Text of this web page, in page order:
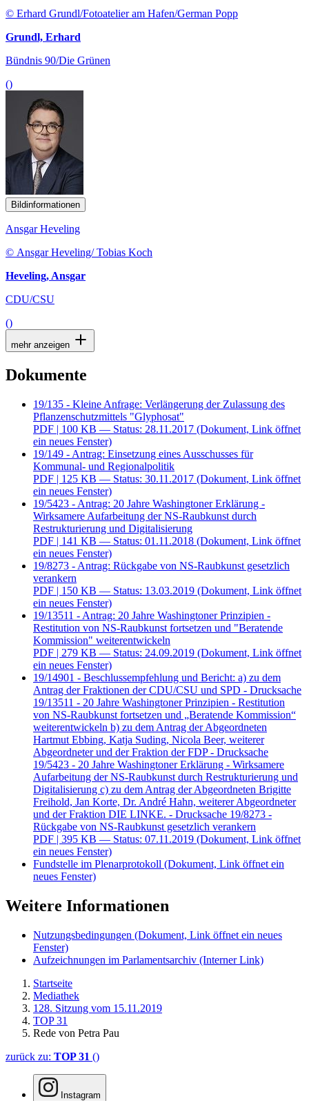
© Erhard Grundl/Fotoatelier am Hafen/German Popp
Grundl, Erhard
Bündnis 90/Die Grünen
()
Bildinformationen
Ansgar Heveling
© Ansgar Heveling/ Tobias Koch
Heveling, Ansgar
CDU/CSU
()
mehr anzeigen
Dokumente
19/135 - Kleine Anfrage: Verlängerung der Zulassung des
Pflanzenschutzmittels "Glyphosat"
PDF | 100 KB — Status: 28.11.2017 (Dokument, Link öffnet
ein neues Fenster)
19/149 - Antrag: Einsetzung eines Ausschusses für
Kommunal- und Regionalpolitik
PDF | 125 KB — Status: 30.11.2017 (Dokument, Link öffnet
ein neues Fenster)
19/5423 - Antrag: 20 Jahre Washingtoner Erklärung -
Wirksamere Aufarbeitung der NS-Raubkunst durch
Restrukturierung und Digitalisierung
PDF | 141 KB — Status: 01.11.2018 (Dokument, Link öffnet
ein neues Fenster)
19/8273 - Antrag: Rückgabe von NS-Raubkunst gesetzlich
verankern
PDF | 150 KB — Status: 13.03.2019 (Dokument, Link öffnet
ein neues Fenster)
19/13511 - Antrag: 20 Jahre Washingtoner Prinzipien -
Restitution von NS-Raubkunst fortsetzen und "Beratende
Kommission" weiterentwickeln
PDF | 279 KB — Status: 24.09.2019 (Dokument, Link öffnet
ein neues Fenster)
19/14901 - Beschlussempfehlung und Bericht: a) zu dem
Antrag der Fraktionen der CDU/CSU und SPD - Drucksache
19/13511 - 20 Jahre Washingtoner Prinzipien - Restitution
von NS-Raubkunst fortsetzen und „Beratende Kommission“
weiterentwickeln b) zu dem Antrag der Abgeordneten
Hartmut Ebbing, Katja Suding, Nicola Beer, weiterer
Abgeordneter und der Fraktion der FDP - Drucksache
19/5423 - 20 Jahre Washingtoner Erklärung - Wirksamere
Aufarbeitung der NS-Raubkunst durch Restrukturierung und
Digitalisierung c) zu dem Antrag der Abgeordneten Brigitte
Freihold, Jan Korte, Dr. André Hahn, weiterer Abgeordneter
und der Fraktion DIE LINKE. - Drucksache 19/8273 -
Rückgabe von NS-Raubkunst gesetzlich verankern
PDF | 395 KB — Status: 07.11.2019 (Dokument, Link öffnet
ein neues Fenster)
Fundstelle im Plenarprotokoll (Dokument, Link öffnet ein
neues Fenster)
Weitere Informationen
Nutzungsbedingungen (Dokument, Link öffnet ein neues
Fenster)
Aufzeichnungen im Parlamentsarchiv (Interner Link)
Startseite
Mediathek
128. Sitzung vom 15.11.2019
TOP 31
Rede von Petra Pau
zurück zu: TOP 31 ()
Instagram